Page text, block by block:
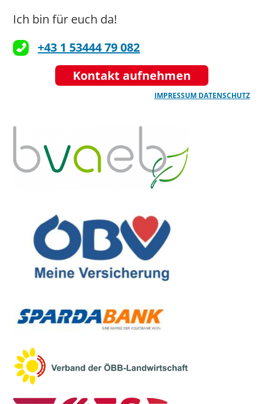
Ich bin für euch da!
+43 1 53444 79 082
Kontakt aufnehmen
IMPRESSUM DATENSCHUTZ